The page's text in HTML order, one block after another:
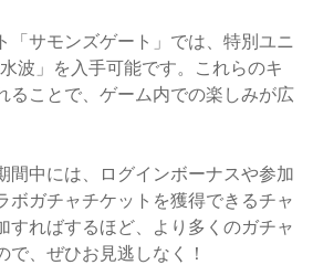
「サモンズゲート」では、特別ユニ
波」を入手可能です。これらのキ
ることで、ゲーム内での楽しみが広
間中には、ログインボーナスや参加
ボガチャチケットを獲得できるチャ
すればするほど、より多くのガチャ
で、ぜひお見逃しなく！